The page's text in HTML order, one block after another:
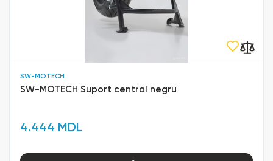
SW-MOTECH
SW-MOTECH Suport central negru
4.444 MDL